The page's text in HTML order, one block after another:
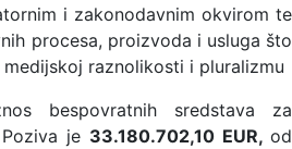
i zakonodavnim okvirom te
procesa, proizvoda i usluga što
raznolikosti i pluralizmu
bespovratnih sredstava za
je 33.180.702,10 EUR, od